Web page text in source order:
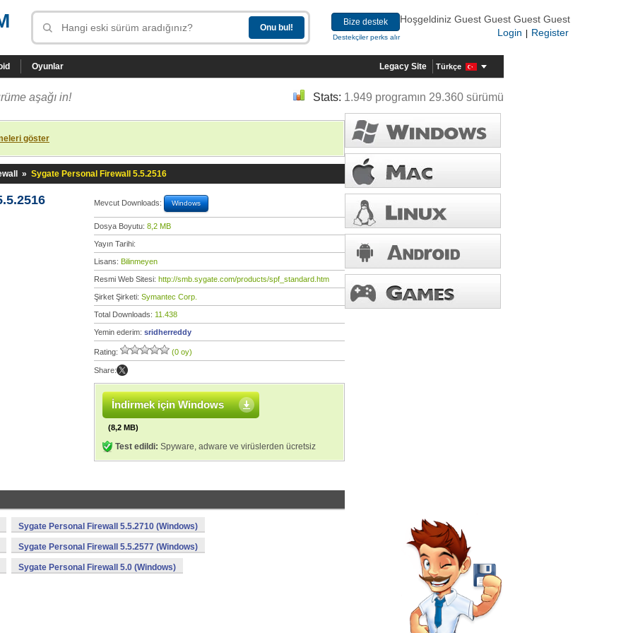
Bize destek
Destekçiler perks alır
Hoşgeldiniz Guest Guest Guest Guest
Login
Register
Oyunlar Legacy Site Türkçe
aşağı in! Stats: 1.949 programın 29.360 sürümü
göster
» Sygate Personal Firewall 5.5.2516
Mevcut Downloads: Windows
Dosya Boyutu: 8,2 MB
Yayın Tarihi:
Lisans: Bilinmeyen
Resmi Web Sitesi: http://smb.sygate.com/products/spf_standard.htm
Şirket Şirketi: Symantec Corp.
Total Downloads: 11.438
Yemin ederim: sridherreddy
Rating: (0 oy)
Share:
İndirmek için Windows
(8,2 MB)
Test edildi: Spyware, adware ve virüslerden ücretsiz
Sygate Personal Firewall 5.5.2710 (Windows)
Sygate Personal Firewall 5.5.2577 (Windows)
Sygate Personal Firewall 5.0 (Windows)